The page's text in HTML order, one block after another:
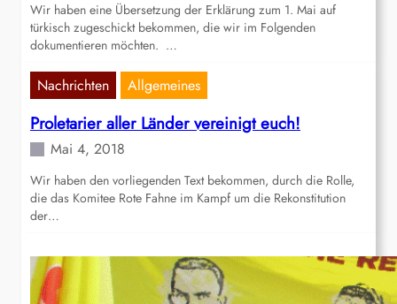
Wir haben eine Übersetzung der Erklärung zum 1. Mai auf
türkisch zugeschickt bekommen, die wir im Folgenden
dokumentieren möchten. …
Nachrichten Allgemeines
Proletarier aller Länder vereinigt euch!
Mai 4, 2018
Wir haben den vorliegenden Text bekommen, durch die Rolle,
die das Komitee Rote Fahne im Kampf um die Rekonstitution
der…